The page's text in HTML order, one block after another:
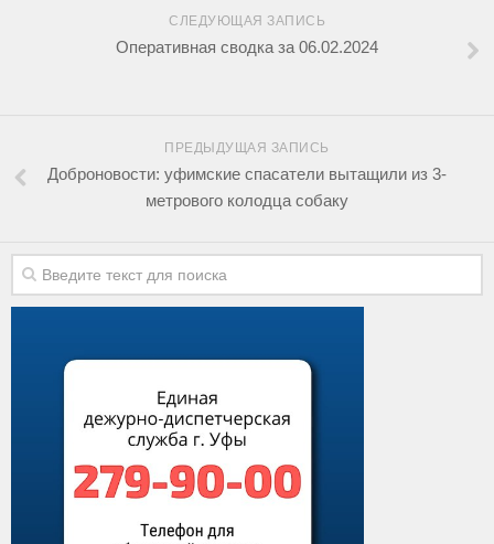
СЛЕДУЮЩАЯ ЗАПИСЬ
Оперативная сводка за 06.02.2024
ПРЕДЫДУЩАЯ ЗАПИСЬ
Доброновости: уфимские спасатели вытащили из 3-
метрового колодца собаку